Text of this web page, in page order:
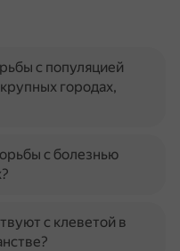
с популяцией
городах,
с болезнью
с клеветой в